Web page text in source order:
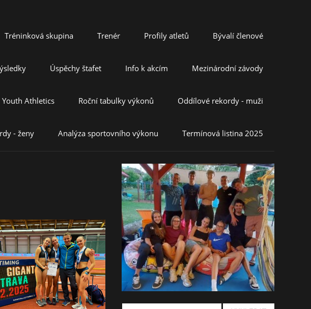
Tréninková skupina Trenér Profily atletů Bývalí členové
Úspěchy štafet Info k akcím Mezinárodní závody
Youth Athletics Roční tabulky výkonů Oddílové rekordy - muži
- ženy Analýza sportovního výkonu Termínová listina 2025